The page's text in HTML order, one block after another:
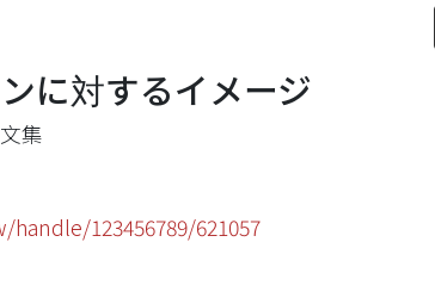
に対するイメージ
集
123456789/621057